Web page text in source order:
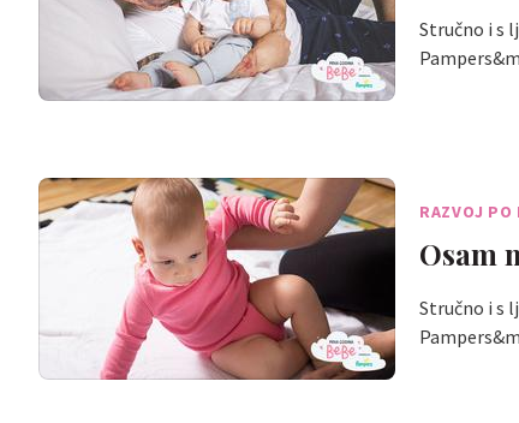
Stručno i s
RAZVOJ PO
Osam
Stručno i s